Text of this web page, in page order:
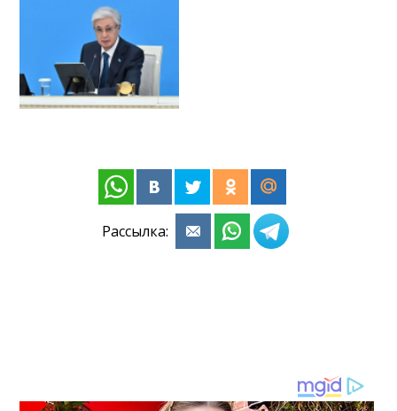
Рассылка: